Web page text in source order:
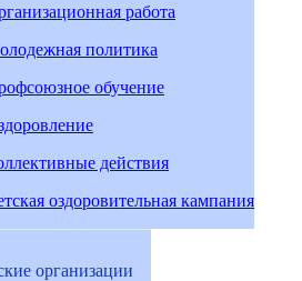
работа
политика
обучение
действия
оздоровительная кампания
организации